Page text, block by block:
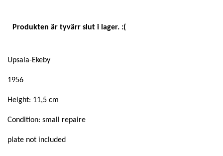
Produkten är tyvärr slut i lager. :(
Upsala-Ekeby
1956
Height: 11,5 cm
Condition: small repaire
plate not included